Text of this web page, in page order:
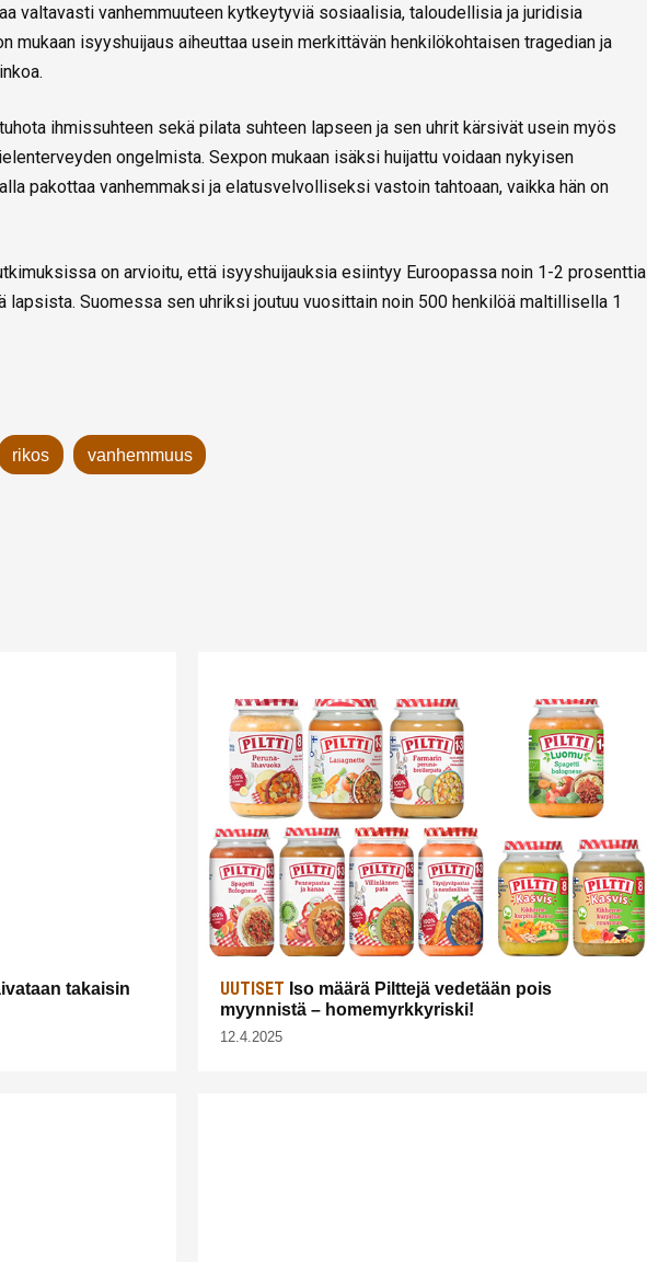
valtavasti vanhemmuuteen kytkeytyviä sosiaalisia, taloudellisia ja juridisia
mukaan isyyshuijaus aiheuttaa usein merkittävän henkilökohtaisen tragedian ja
ihmissuhteen sekä pilata suhteen lapseen ja sen uhrit kärsivät usein myös
ongelmista. Sexpon mukaan isäksi huijattu voidaan nykyisen
pakottaa vanhemmaksi ja elatusvelvolliseksi vastoin tahtoaan, vaikka hän on
on arvioitu, että isyyshuijauksia esiintyy Euroopassa noin 1-2 prosenttia
lapsista. Suomessa sen uhriksi joutuu vuosittain noin 500 henkilöä maltillisella 1
rikos vanhemmuus
takaisin
UUTISET Iso määrä Pilttejä vedetään pois
myynnistä – homemyrkkyriski!
12.4.2025